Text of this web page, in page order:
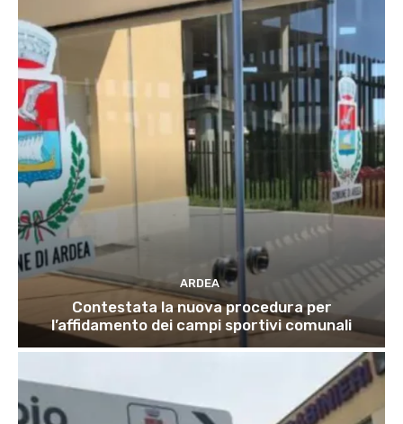
ARDEA
Contestata la nuova procedura per
l’affidamento dei campi sportivi comunali